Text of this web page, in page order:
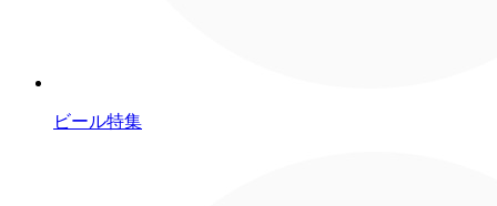
ビール特集